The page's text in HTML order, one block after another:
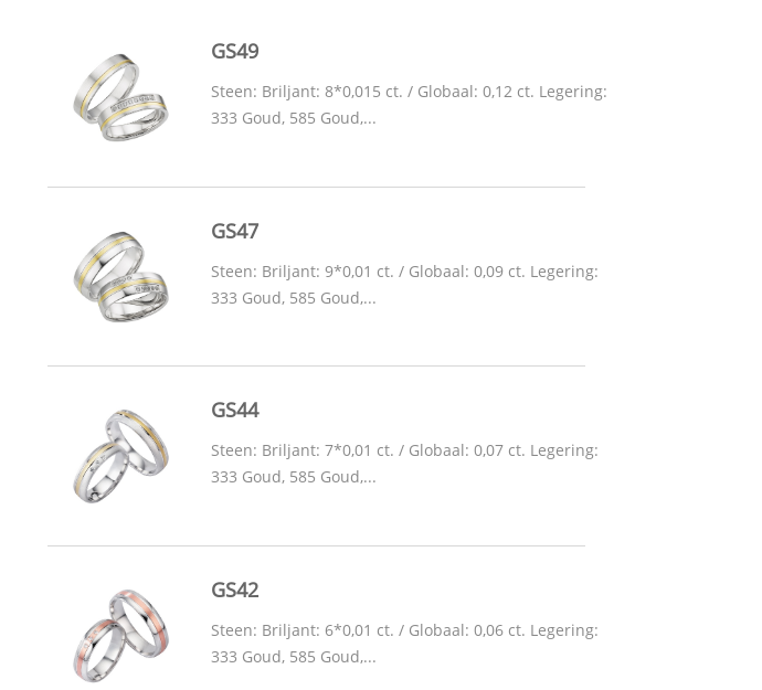
GS49
Steen: Briljant: 8*0,015 ct. / Globaal: 0,12 ct. Legering:
333 Goud, 585 Goud,...
GS47
Steen: Briljant: 9*0,01 ct. / Globaal: 0,09 ct. Legering:
333 Goud, 585 Goud,...
GS44
Steen: Briljant: 7*0,01 ct. / Globaal: 0,07 ct. Legering:
333 Goud, 585 Goud,...
GS42
Steen: Briljant: 6*0,01 ct. / Globaal: 0,06 ct. Legering:
333 Goud, 585 Goud,...